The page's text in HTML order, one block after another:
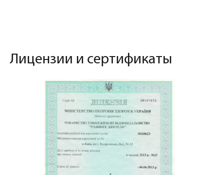
Лицензии и сертификаты